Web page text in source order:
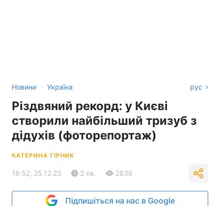
Новини › Україна рус
Різдвяний рекорд: у Києві
створили найбільший тризуб з
дідухів (фоторепортаж)
КАТЕРИНА ГІРНИК
18:52, 25.12.23 2 хв. 2836
Підпишіться на нас в Google